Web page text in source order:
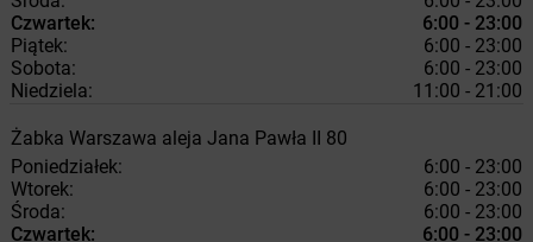
Czwartek:
6:00 - 23:00
Piątek:
6:00 - 23:00
Sobota:
6:00 - 23:00
Niedziela:
11:00 - 21:00
Żabka Warszawa aleja Jana Pawła II 80
Poniedziałek:
6:00 - 23:00
Wtorek:
6:00 - 23:00
Środa:
6:00 - 23:00
Czwartek:
6:00 - 23:00